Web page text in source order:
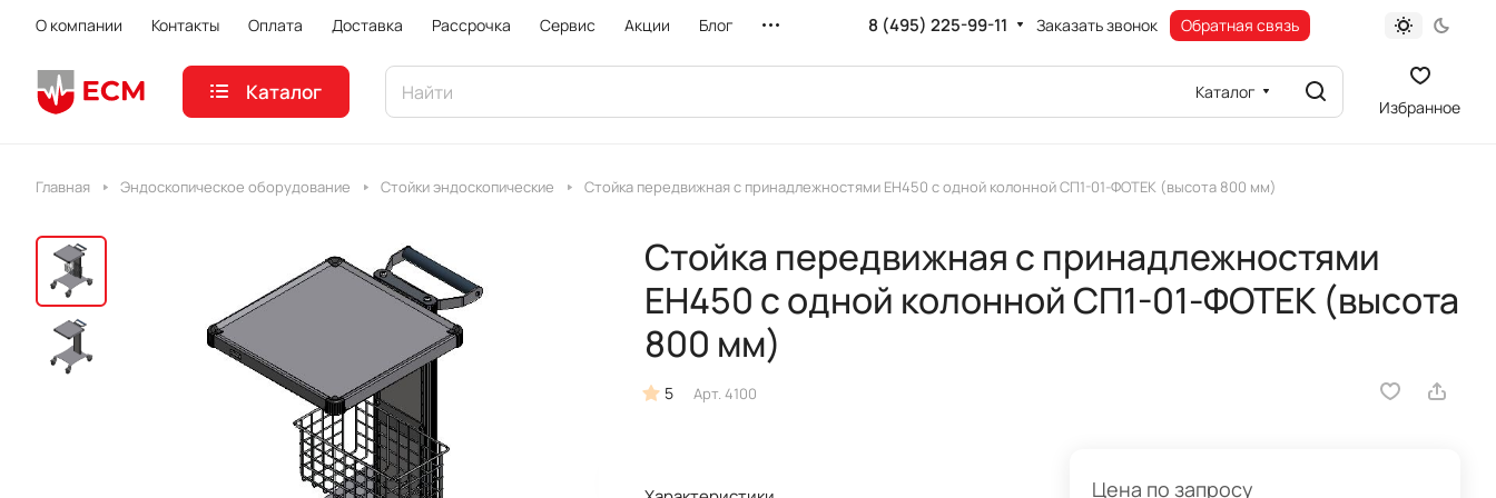
О компании Контакты Оплата Доставка Рассрочка Сервис Акции Блог 8 (495) 225-99-11 Заказать звонок Обратная связь
Каталог Каталог
Избранное
Главная Эндоскопическое оборудование Стойки эндоскопические Стойка передвижная с принадлежностями ЕН450 с одной колонной СП1-01-ФОТЕК (высота 800 мм)
Стойка передвижная с принадлежностями
ЕН450 с одной колонной СП1-01-ФОТЕК (высота
800 мм)
5 Арт. 4100
Цена по запросу